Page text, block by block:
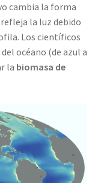
cambia la forma
la luz debido
Los científicos
océano (de azul a
la biomasa de